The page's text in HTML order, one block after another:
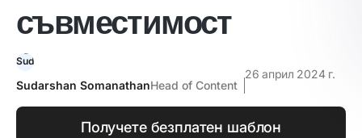
съвместимост
Sudarshan SomanathanHead of Content
26 април 2024 г.
Получете безплатен шаблон